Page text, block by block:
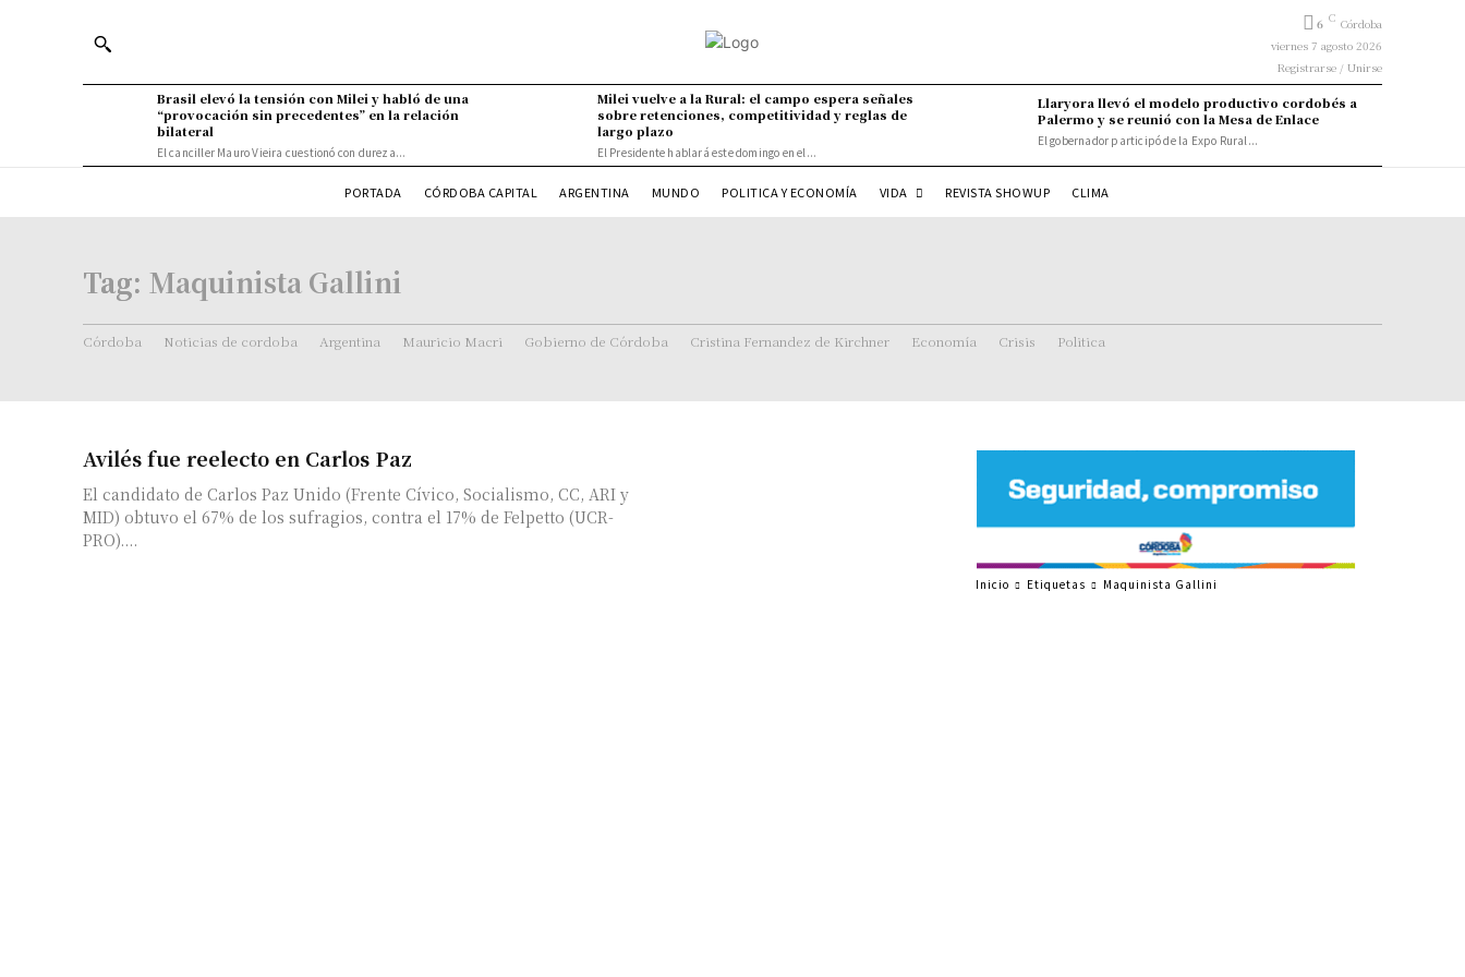
6 C Córdoba
viernes 7 agosto 2026
Registrarse / Unirse
Brasil elevó la tensión con Milei y habló de una
“provocación sin precedentes” en la relación
bilateral
El canciller Mauro Vieira cuestionó con dureza...
Milei vuelve a la Rural: el campo espera señales
sobre retenciones, competitividad y reglas de
largo plazo
El Presidente hablará este domingo en el...
Llaryora llevó el modelo productivo cordobés a
Palermo y se reunió con la Mesa de Enlace
El gobernador participó de la Expo Rural...
PORTADA CÓRDOBA CAPITAL ARGENTINA MUNDO POLITICA Y ECONOMÍA VIDA REVISTA SHOWUP CLIMA
Tag: Maquinista Gallini
Córdoba Noticias de cordoba Argentina Mauricio Macri Gobierno de Córdoba Cristina Fernandez de Kirchner Economía Crisis Politica
Avilés fue reelecto en Carlos Paz
El candidato de Carlos Paz Unido (Frente Cívico, Socialismo, CC, ARI y
MID) obtuvo el 67% de los sufragios, contra el 17% de Felpetto (UCR-
PRO)....
Inicio Etiquetas Maquinista Gallini